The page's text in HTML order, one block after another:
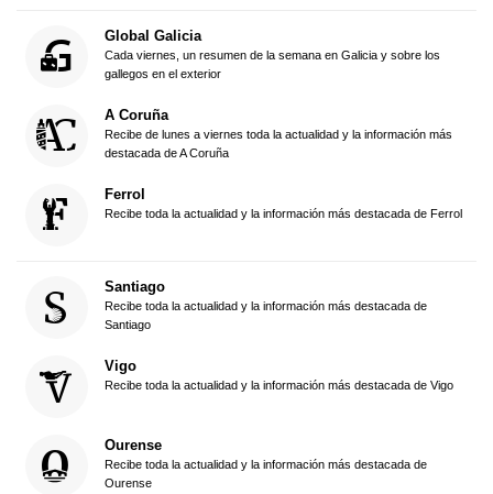
Global Galicia
Cada viernes, un resumen de la semana en Galicia y sobre los
gallegos en el exterior
A Coruña
Recibe de lunes a viernes toda la actualidad y la información más
destacada de A Coruña
Ferrol
Recibe toda la actualidad y la información más destacada de Ferrol
Santiago
Recibe toda la actualidad y la información más destacada de
Santiago
Vigo
Recibe toda la actualidad y la información más destacada de Vigo
Ourense
Recibe toda la actualidad y la información más destacada de
Ourense